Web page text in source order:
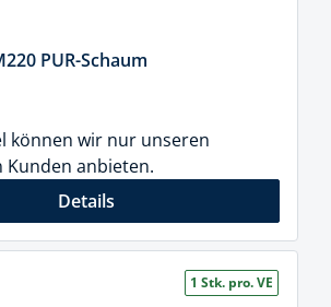
PUR-Schaum
können wir nur unseren
Kunden anbieten.
Details
1 Stk. pro. VE